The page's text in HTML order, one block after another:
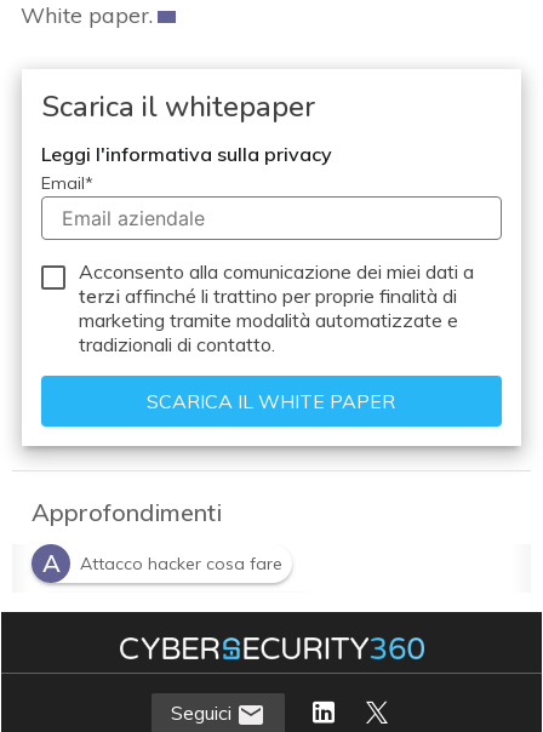
White paper.
Scarica il whitepaper
Leggi l'informativa sulla privacy
Email*
Acconsento alla comunicazione dei miei dati a
terzi affinché li trattino per proprie finalità di
marketing tramite modalità automatizzate e
tradizionali di contatto.
Approfondimenti
A
Attacco hacker cosa fare
G Gestione incidenti informatici
Incident Response Plan
Seguici